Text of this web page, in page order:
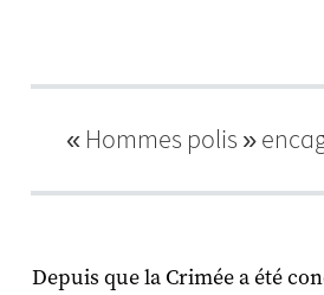
« Hommes polis »
Depuis que la Crimée a été